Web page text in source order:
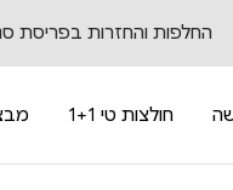
החלפות והחזרות בפריסת
חולצות טי 1+1